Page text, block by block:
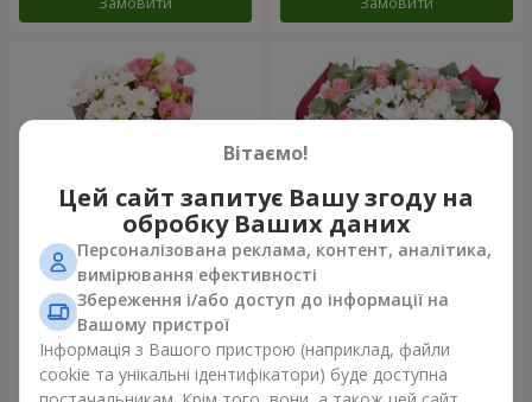
Букет "Юмокі"
1 175 грн
Букет "Чарівність ніжності"
3 124 грн
Вітаємо!
Цей сайт запитує Вашу згоду на
обробку Ваших даних
Персоналізована реклама, контент, аналітика,
вимірювання ефективності
Збереження і/або доступ до інформації на
Вашому пристрої
Інформація з Вашого пристрою (наприклад, файли
cookie та унікальні ідентифікатори) буде доступна